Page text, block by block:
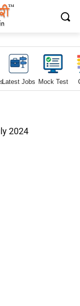
Latest Jobs Mock Test
2024